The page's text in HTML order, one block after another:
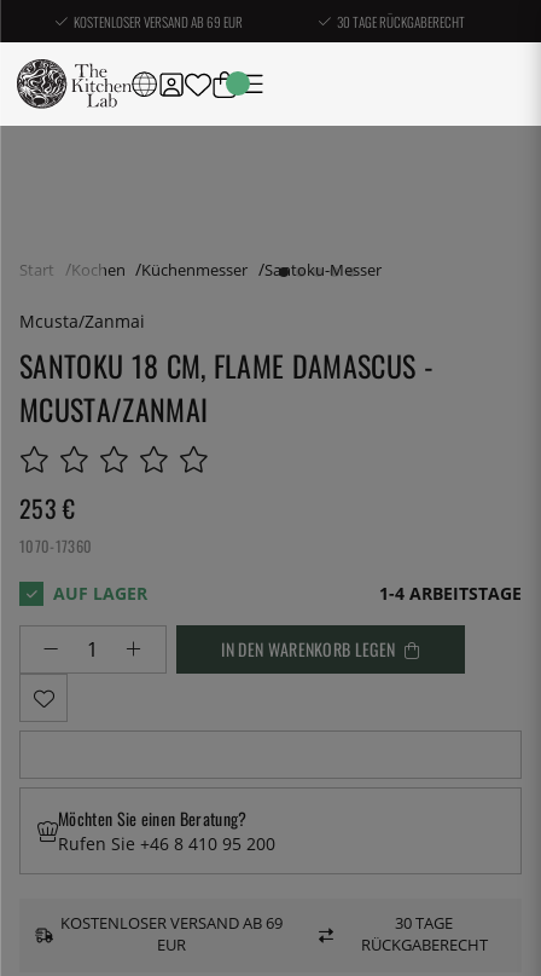
KOSTENLOSER VERSAND AB 69 EUR 30 TAGE RÜCKGABERECHT
Start Kochen Küchenmesser Santoku-Messer
Mcusta/Zanmai
SANTOKU 18 CM, FLAME DAMASCUS -
MCUSTA/ZANMAI
253 €
1070-17360
1-4 ARBEITSTAGE
IN DEN WARENKORB LEGEN
Möchten Sie einen Beratung?
Rufen Sie +46 8 410 95 200
KOSTENLOSER VERSAND AB 69
EUR
30 TAGE
RÜCKGABERECHT